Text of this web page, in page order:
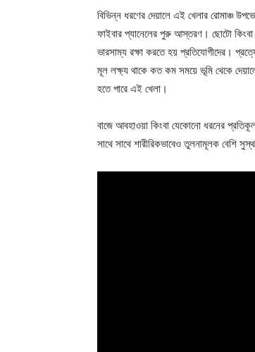
বিভিন্ন ধরণের দেয়ালে এই খেলার রোমাঞ্চ
ফাইবার প্যানেলের পুরু আস্তরণ। ছোটো কিংবা
ভারসাম্য রক্ষা করতে হয় প্রতিযোগীদের।
মূল লক্ষ্য থাকে কত কম সময়ে ভূমি থেকে
হতে পারে এই খেলা।
বাজে আবহাওয়া কিংবা যেকোনো ধরনের
সাথে সাথে শারীরিকভাবেও তুলনামূলক বেশি